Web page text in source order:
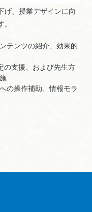
げ、授業デザインに向
テンツの紹介、効果的
の支援、および先生方
の操作補助、情報モラ